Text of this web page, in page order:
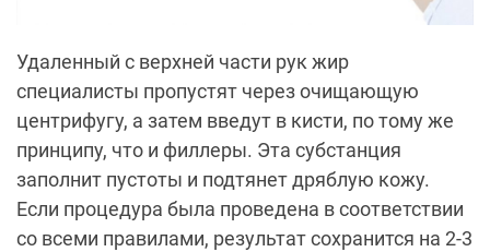
Удаленный с верхней части рук жир
специалисты пропустят через очищающую
центрифугу, а затем введут в кисти, по тому же
принципу, что и филлеры. Эта субстанция
заполнит пустоты и подтянет дряблую кожу.
Если процедура была проведена в соответствии
со всеми правилами, результат сохранится на 2-3